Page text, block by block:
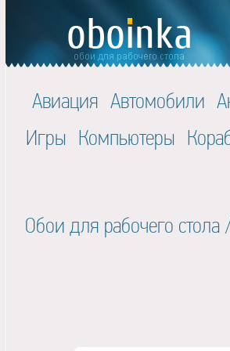
Авиация Автомобили
Игры Компьютеры
Обои для рабочего стола